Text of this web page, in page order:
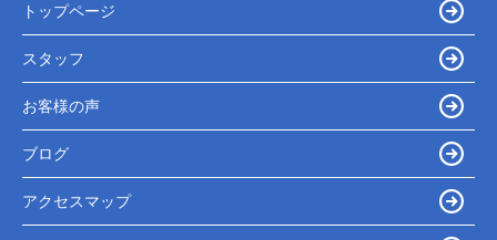
トップページ
スタッフ
お客様の声
ブログ
アクセスマップ